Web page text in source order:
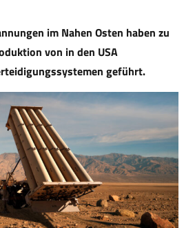
im Nahen Osten haben zu
von in den USA
geführt.